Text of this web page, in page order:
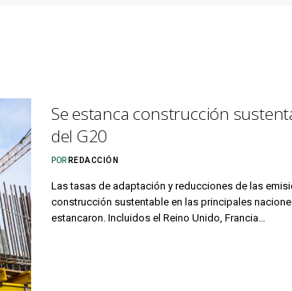
Se estanca construcción
del G20
POR REDACCIÓN
Las tasas de adaptación y reducciones de las
construcción sustentable en las principales
estancaron. Incluidos el Reino Unido, Francia…